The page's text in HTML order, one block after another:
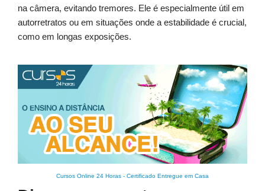
na câmera, evitando tremores. Ele é especialmente útil em
autorretratos ou em situações onde a estabilidade é crucial,
como em longas exposições.
Cursos Online 24 Horas - Certificado Entregue em Casa